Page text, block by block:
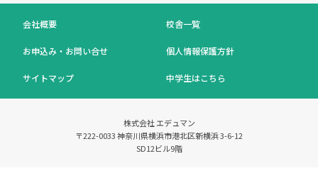
会社概要 校舎一覧
お申込み・お問い合せ 個人情報保護方針
サイトマップ 中学生はこちら
株式会社 エデュマン
〒222-0033 神奈川県横浜市港北区新横浜 3-6-12
SD12ビル9階